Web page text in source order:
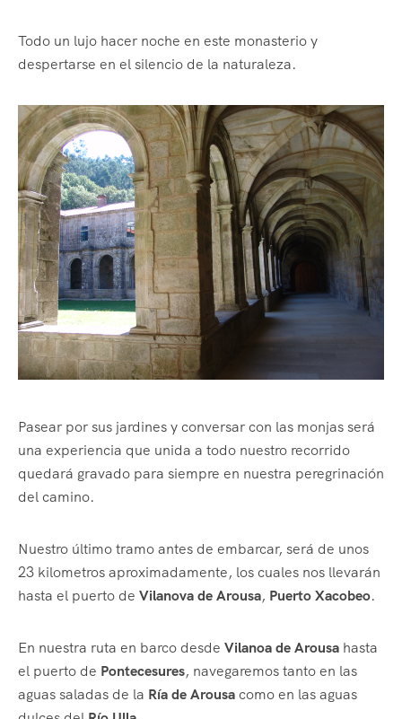
Todo un lujo hacer noche en este monasterio y
despertarse en el silencio de la naturaleza.
Pasear por sus jardines y conversar con las monjas será
una experiencia que unida a todo nuestro recorrido
quedará gravado para siempre en nuestra peregrinación
del camino.
Nuestro último tramo antes de embarcar, será de unos
23 kilometros aproximadamente, los cuales nos llevarán
hasta el puerto de Vilanova de Arousa, Puerto Xacobeo.
En nuestra ruta en barco desde Vilanoa de Arousa hasta
el puerto de Pontecesures, navegaremos tanto en las
aguas saladas de la Ría de Arousacomo en las aguas